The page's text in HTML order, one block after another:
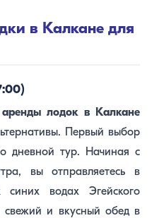
в Калкане для
аренды лодок в Калкане
Первый выбор
дневной тур. Начиная с
вы отправляетесь в
синих водах Эгейского
свежий и вкусный обед в